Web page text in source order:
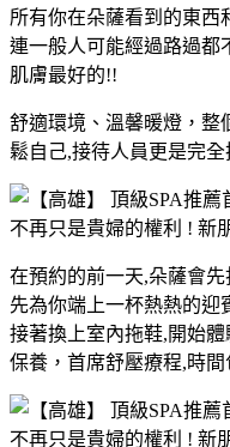
所有你在朵薩看到的東西
連一般人可能經過路過都
肌膚最好的!!
舒適環境、溫馨暖燈，整
鬆自己,接待人員更是完
在預約的前一天,朵薩會
先為你端上一杯熱熱的迎
接著換上室內拖鞋,開始
保養，首席舒壓療程,時